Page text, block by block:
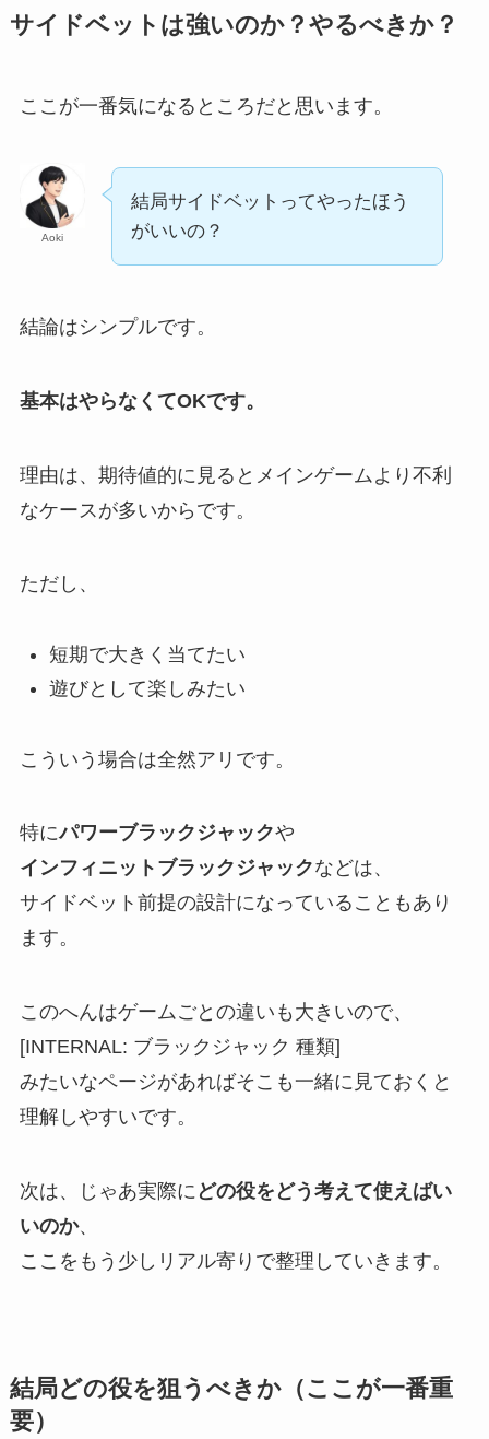
サイドベットは強いのか？やるべきか？
ここが一番気になるところだと思います。
Aoki
結局サイドベットってやったほう
がいいの？
結論はシンプルです。
基本はやらなくてOKです。
理由は、期待値的に見るとメインゲームより不利
なケースが多いからです。
ただし、
短期で大きく当てたい
遊びとして楽しみたい
こういう場合は全然アリです。
特にパワーブラックジャックや
インフィニットブラックジャックなどは、
サイドベット前提の設計になっていることもあり
ます。
このへんはゲームごとの違いも大きいので、
[INTERNAL: ブラックジャック 種類]
みたいなページがあればそこも一緒に見ておくと
理解しやすいです。
次は、じゃあ実際に どの役をどう考えて使えばい
いのか、
ここをもう少しリアル寄りで整理していきます。
結局どの役を狙うべきか（ここが一番重
要）